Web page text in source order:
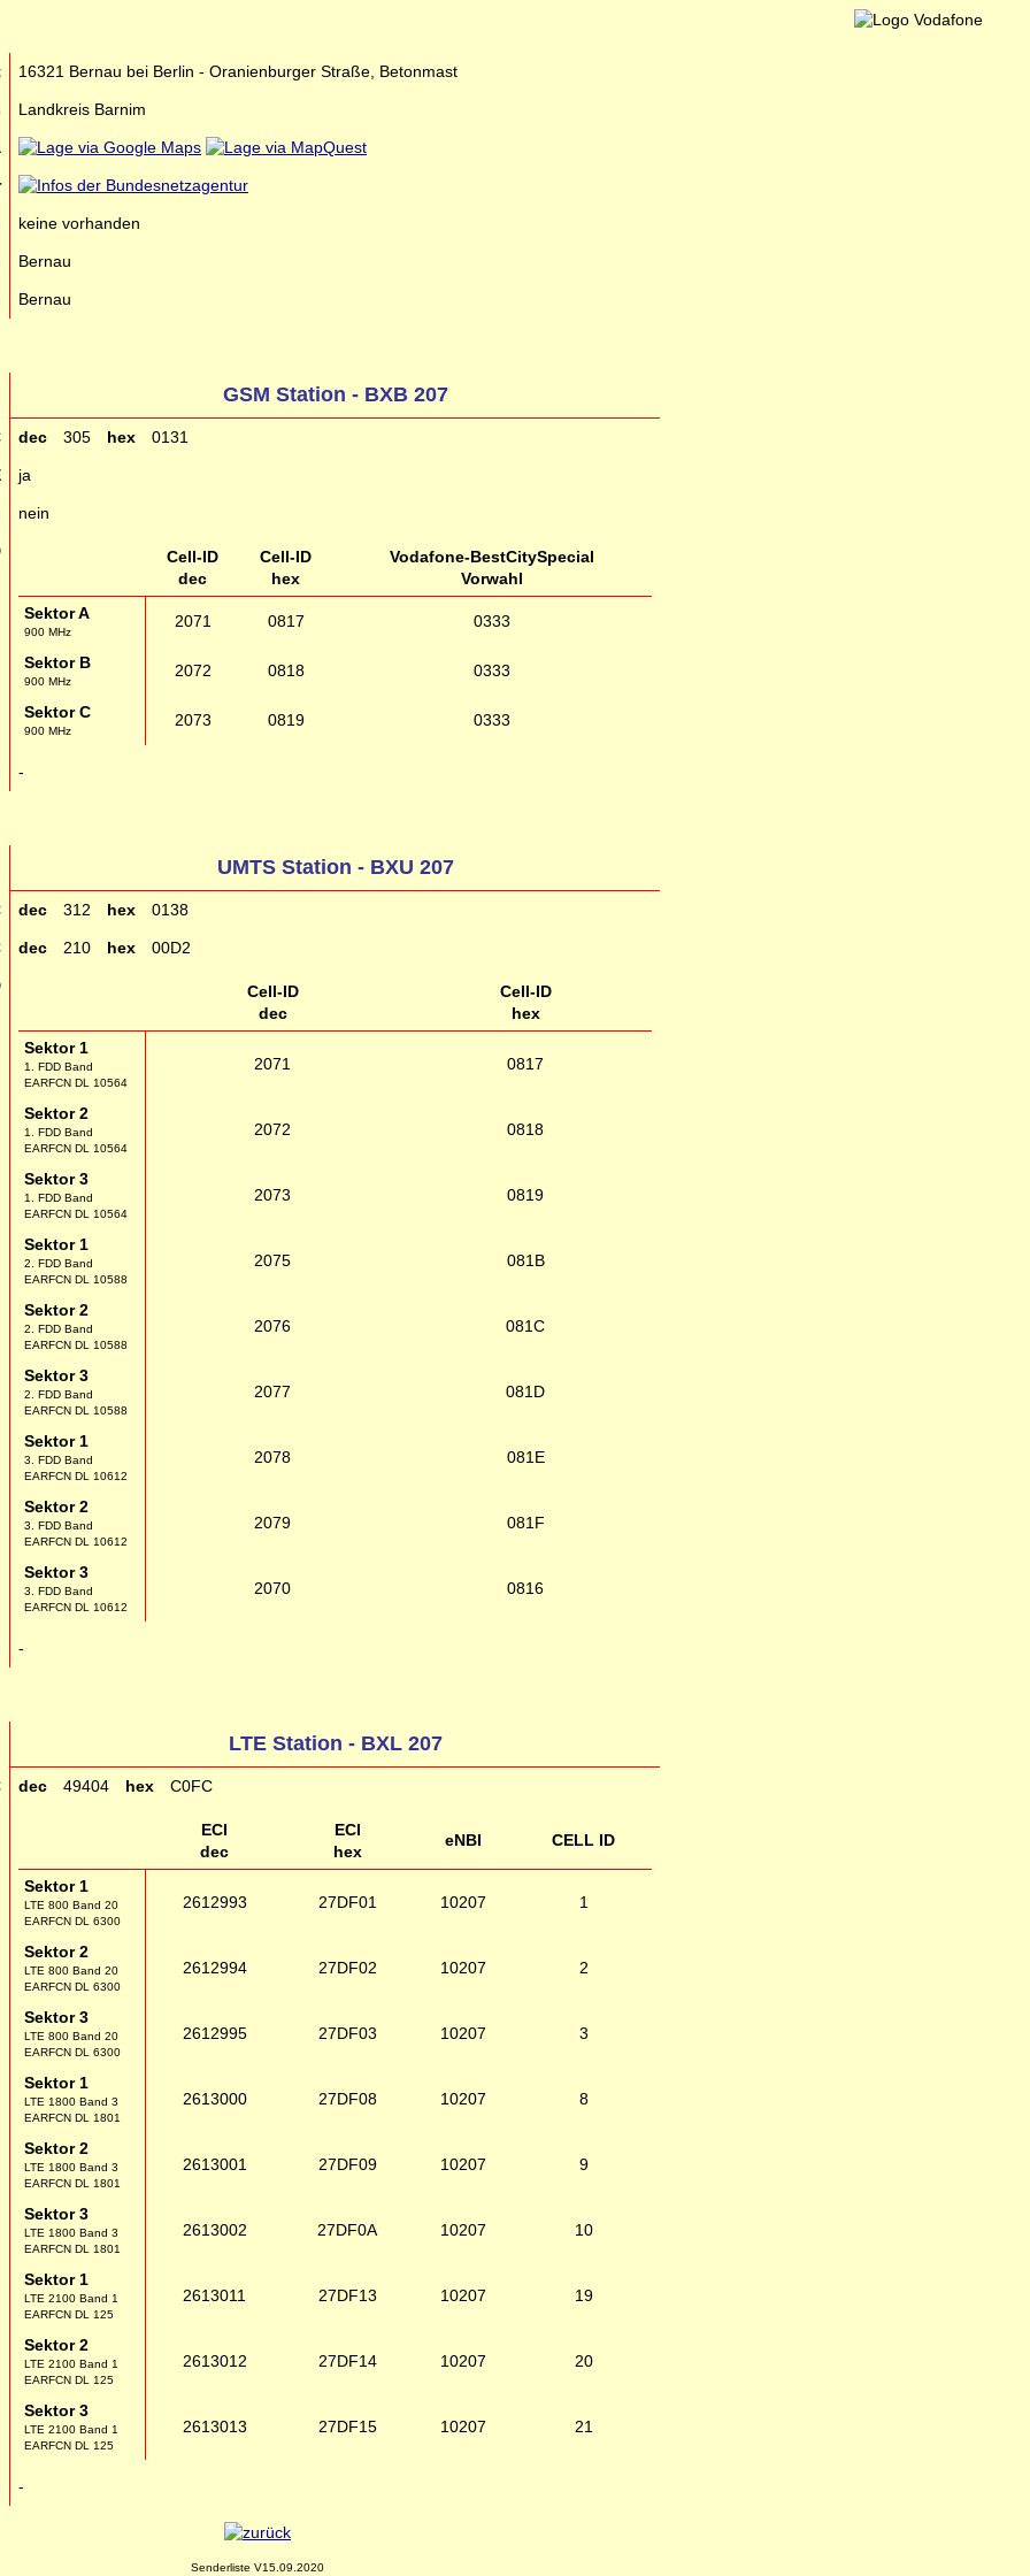
16321 Bernau bei Berlin - Oranienburger Straße, Betonmast
Landkreis Barnim
keine vorhanden
Bernau
Bernau
GSM Station - BXB 207
dec 305 hex 0131
ja
nein
Cell-ID
dec
Cell-ID
hex
Vodafone-BestCitySpecial
Vorwahl
Sektor A
900 MHz
2071 0817 0333
Sektor B
900 MHz
2072 0818 0333
Sektor C
900 MHz
2073 0819 0333
-
UMTS Station - BXU 207
dec 312 hex 0138
dec 210 hex 00D2
Cell-ID
dec
Cell-ID
hex
Sektor 1
1. FDD Band
EARFCN DL 10564
2071 0817
Sektor 2
1. FDD Band
EARFCN DL 10564
2072 0818
Sektor 3
1. FDD Band
EARFCN DL 10564
2073 0819
Sektor 1
2. FDD Band
EARFCN DL 10588
2075 081B
Sektor 2
2. FDD Band
EARFCN DL 10588
2076 081C
Sektor 3
2. FDD Band
EARFCN DL 10588
2077 081D
Sektor 1
3. FDD Band
EARFCN DL 10612
2078 081E
Sektor 2
3. FDD Band
EARFCN DL 10612
2079 081F
Sektor 3
3. FDD Band
EARFCN DL 10612
2070 0816
-
LTE Station - BXL 207
dec 49404 hex C0FC
ECI
dec
ECI
hex
eNBI CELL ID
Sektor 1
LTE 800 Band 20
EARFCN DL 6300
2612993 27DF01 10207 1
Sektor 2
LTE 800 Band 20
EARFCN DL 6300
2612994 27DF02 10207 2
Sektor 3
LTE 800 Band 20
EARFCN DL 6300
2612995 27DF03 10207 3
Sektor 1
LTE 1800 Band 3
EARFCN DL 1801
2613000 27DF08 10207 8
Sektor 2
LTE 1800 Band 3
EARFCN DL 1801
2613001 27DF09 10207 9
Sektor 3
LTE 1800 Band 3
EARFCN DL 1801
2613002 27DF0A 10207 10
Sektor 1
LTE 2100 Band 1
EARFCN DL 125
2613011 27DF13 10207 19
Sektor 2
LTE 2100 Band 1
EARFCN DL 125
2613012 27DF14 10207 20
Sektor 3
LTE 2100 Band 1
EARFCN DL 125
2613013 27DF15 10207 21
-
Senderliste V15.09.2020